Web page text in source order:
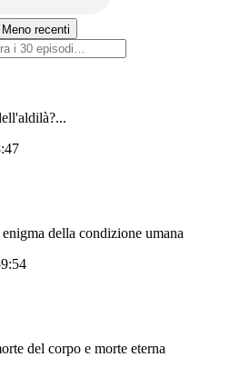
Meno recenti
della condizione umana
del corpo e morte eterna